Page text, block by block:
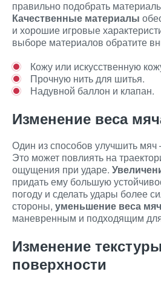
правильно подобрать
Качественные материалы
и хорошие игровые
выборе материалов обратите
Кожу или искусственную
Прочную нить для шитья.
Надувной баллон и клапан.
Изменение веса
Один из способов улучшить мяч
Это может повлиять на
ощущения при ударе.
придать ему большую
погоду и сделать удары более
стороны, уменьшение веса
маневренным и подходящим
Изменение текстуры
поверхности